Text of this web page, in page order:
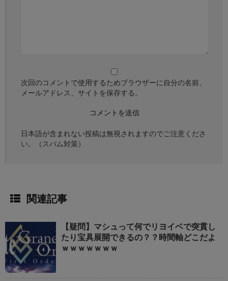
次回のコメントで使用するためブラウザーに自分の名前、
メールアドレス、サイトを保存する。
日本語が含まれない投稿は無視されますのでご注意くださ
い。（スパム対策）
関連記事
【疑問】マシュって何でリヨイベで突貫し
たり宝具展開できるの？？時間軸どこだよ
ｗｗｗｗｗｗｗ